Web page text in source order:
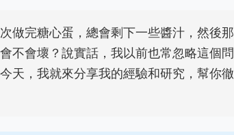
做完糖心蛋，總會剩下一些醬汁，然後那
不會壞？說實話，我以前也常忽略這個問
天，我就來分享我的經驗和研究，幫你徹